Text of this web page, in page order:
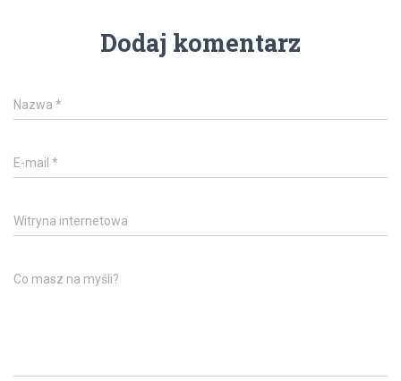
Dodaj komentarz
Nazwa *
E-mail *
Witryna internetowa
Co masz na myśli?